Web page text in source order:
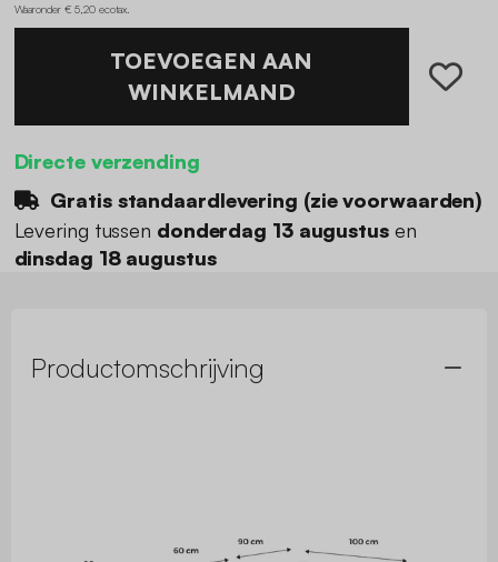
Waaronder € 5,20 ecotax
TOEVOEGEN AAN
WINKELMAND
Directe verzending
Gratis standaardlevering (zie voorwaarden)
Levering tussen donderdag 13 augustusen
dinsdag 18 augustus
Productomschrijving